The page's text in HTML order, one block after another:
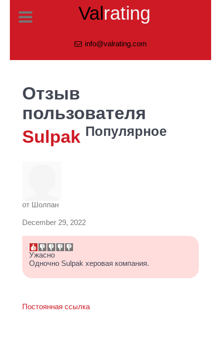
Valrating
info@valrating.com
Отзыв
пользователя
Sulpak Популярное
от Шолпан
December 29, 2022
Ужасно
Одночно Sulpak херовая компания.
Постоянная ссылка